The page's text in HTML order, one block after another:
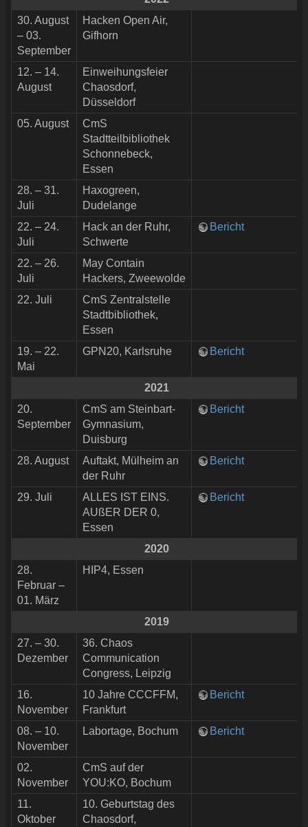
30. August
– 03.
September
Hacken Open Air,
Gifhorn
12. – 14.
August
Einweihungsfeier
Chaosdorf,
Düsseldorf
05. August
CmS
Stadtteilbibliothek
Schonnebeck,
Essen
28. – 31.
Juli
Haxogreen,
Dudelange
22. – 24.
Juli
Hack an der Ruhr,
Schwerte
Bericht
22. – 26.
Juli
May Contain
Hackers, Zweewolde
22. Juli
CmS Zentralstelle
Stadtbibliothek,
Essen
19. – 22.
Mai
GPN20, Karlsruhe Bericht
2021
20.
September
CmS am Steinbart-
Gymnasium,
Duisburg
Bericht
28. August
Auftakt, Mülheim an
der Ruhr
Bericht
29. Juli
ALLES IST EINS.
AUßER DER 0,
Essen
Bericht
2020
28.
Februar –
01. März
HIP4, Essen
2019
27. – 30.
Dezember
36. Chaos
Communication
Congress, Leipzig
16.
November
10 Jahre CCCFFM,
Frankfurt
Bericht
08. – 10.
November
Labortage, Bochum Bericht
02.
November
CmS auf der
YOU:KO, Bochum
11.
Oktober
10. Geburtstag des
Chaosdorf,